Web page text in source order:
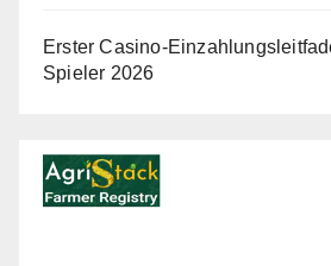
Erster Casino-
Spieler 2026